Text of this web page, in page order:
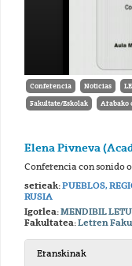
Conferencia Noticias
Fakultate/Eskolak Arabako
Elena Pivneva
Conferencia con sonido
serieak:PUEBLOS,
RUSIA
Igorlea:MENDIBIL
Fakultatea:Letren
Eranskinak